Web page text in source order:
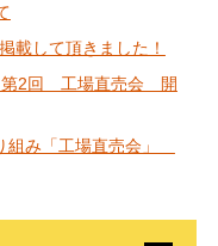
載して頂きました！
第2回 工場直売会 開
組み「工場直売会」